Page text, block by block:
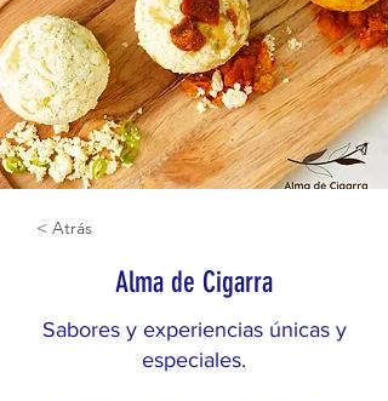
< Atrás
Alma de Cigarra
Sabores y experiencias únicas y
especiales.